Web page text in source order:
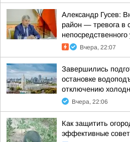
Александр Гусев:
район — тревога в
Вчера, 22:07
Завершились
остановке
отключению
Вчера, 22:06
Как защитить
эффективные